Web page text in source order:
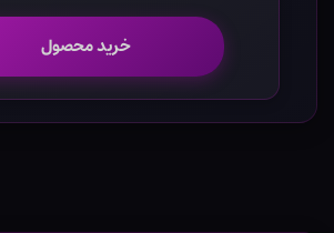
خرید محصول